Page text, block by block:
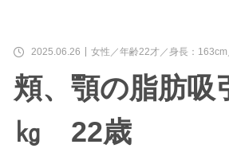
2025.06.26 女性 年齢22才 身長：163cm
頬、顎の脂肪
㎏ 22歳